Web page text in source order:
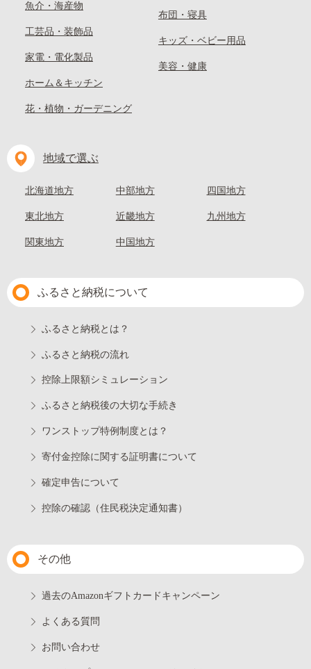
魚介・海産物
工芸品・装飾品
家電・電化製品
ホーム＆キッチン
花・植物・ガーデニング
布団・寝具
キッズ・ベビー用品
美容・健康
地域で選ぶ
北海道地方
東北地方
関東地方
中部地方
近畿地方
中国地方
四国地方
九州地方
ふるさと納税について
ふるさと納税とは？
ふるさと納税の流れ
控除上限額シミュレーション
ふるさと納税後の大切な手続き
ワンストップ特例制度とは？
寄付金控除に関する証明書について
確定申告について
控除の確認（住民税決定通知書）
その他
過去のAmazonギフトカードキャンペーン
よくある質問
お問い合わせ